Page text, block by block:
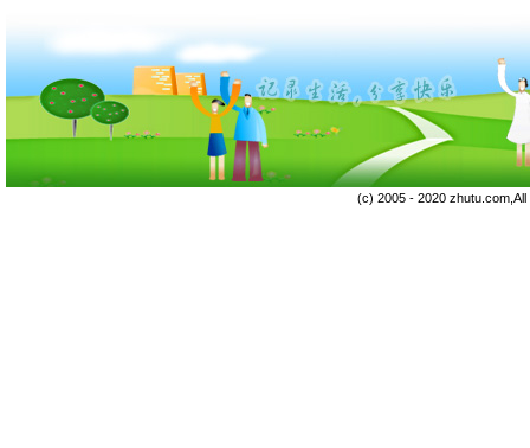
(c) 2005 - 2020